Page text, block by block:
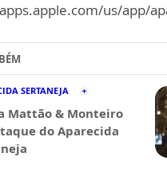
us/app/
SERTANEJA
Mattão & Monteiro
do Aparecida